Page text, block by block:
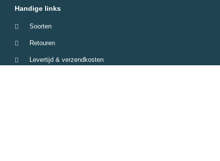
Handige links
Soorten
Retouren
Levertijd & verzendkosten